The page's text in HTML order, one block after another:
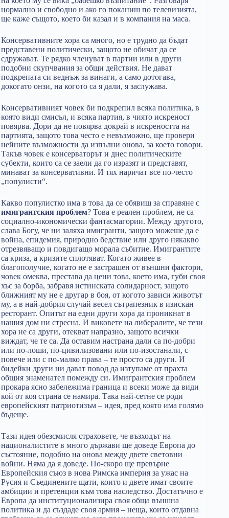
нормално и свободно и ако го поканиш по телевизията,
ще каже същото, което би казал и в компания на маса.
Консервативните хора са много, но е трудно да бъдат
представени политически, защото не обичат да се
сдружават. Те рядко членуват в партии или в други
подобни скупчвания за общи действия. Не дават
подкрепата си веднъж за винаги, а само дотогава,
докогато онзи, на когото са я дали, я заслужава.
Консервативният човек би подкрепил всяка политика, в
която види смисъл, и всяка партия, в чиято искреност
повярва. Дори да не повярва докрай в искреността на
партията, защото това често е невъзможно, ще провери
нейните възможности да изпълни онова, за което говори.
Такъв човек е консерваторът и днес политическите
субекти, които са се заели да го изразят и представят,
минават за консервативни. И тях наричат все по-често
„популисти“.
Какво популистко има в това да се обявиш за справяне с
имигрантския проблем? Това е реален проблем, не са
социално-икономически фантасмагории. Между другото,
слава Богу, че ни заляха имигранти, защото можеше да е
война, епидемия, природно бедствие или друго някакво
отрезвяващо и повдигащо морала събитие. Имигрантите
са криза, а кризите сплотяват. Когато живее в
благополучие, когато не е застрашен от външни фактори,
човек омеква, престава да цени това, което има, губи своя
хъс за борба, забравя истинската солидарност, защото
ближният му не е другар в боя, от когото зависи животът
му, а в най-добрия случай весел сътрапезник в изискан
ресторант. Опитът на едни други хора да проникнат в
нашия дом ни стресна. И виковете на либералите, че тези
хора не са други, отекват напразно, защото всички
виждат, че те са. Да оставим настрана дали са по-добри
или по-лоши, по-цивилизовани или по-изостанали, с
повече или с по-малко права – те просто са други. И
бидейки други ни дават повод да изтупаме от прахта
общия знаменател помежду си. Имигрантския проблем
прокара ясно забележима граница и всеки може да види
кой от коя страна се намира. Така най-сетне се роди
европейският патриотизъм – идея, пред която има голямо
бъдеще.
Тази идея обезсмисля страховете, че възходът на
националистите в много държави ще доведе Европа до
състояние, подобно на онова между двете световни
войни. Няма да я доведе. По-скоро ще превърне
Европейския съюз в нова Римска империя за ужас на
Русия и Съединените щати, които и двете имат своите
амбиции и претенции към това наследство. Достатъчно е
Европа да институционализира своя обща външна
политика и да създаде своя армия – неща, които отдавна